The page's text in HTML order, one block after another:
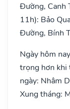
Đường, Canh
11h): Bảo
Đường, Bính
Ngày hôm
trọng hơn khi
ngày: Nhâm
Xung tháng: